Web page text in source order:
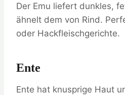
Der Emu liefert dunkles,
ähnelt dem von Rind.
oder Hackfleischgerichte.
Ente
Ente hat knusprige Haut